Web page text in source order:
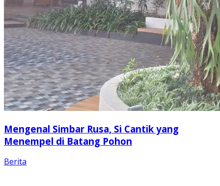
Mengenal Simbar Rusa, Si Cantik yang
Menempel di Batang Pohon
Berita